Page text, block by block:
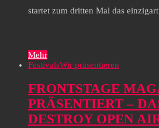
startet zum dritten Mal das
Mehr
FestivalsWir präsentieren
FRONTSTAGE
PRÄSENTIERT –
DESTROY OPEN